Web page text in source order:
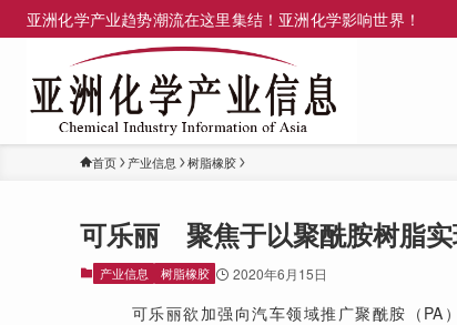
亚洲化学产业趋势潮流在这里集结！亚洲化学影响世界！
首页 产业信息 树脂橡胶
可乐丽 聚焦于以聚酰胺树脂
产业信息 树脂橡胶 2020年6月15日
可乐丽欲加强向汽车领域推广聚酰胺（PA）